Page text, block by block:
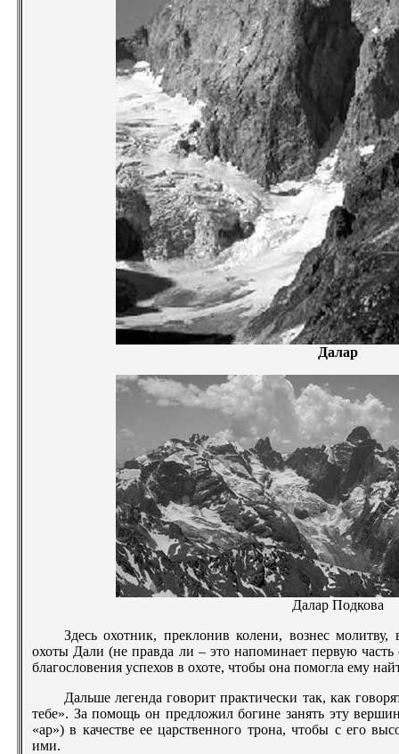
Далар
Далар Подкова
Здесь охотник, преклонив колени, вознес
охоты Дали (не правда ли – это напоминает первую
благословения успехов в охоте, чтобы она помогла ему
Дальше легенда говорит практически так, как
тебе». За помощь он предложил богине занять эту
«ар») в качестве ее царственного трона, чтобы с его
ими.